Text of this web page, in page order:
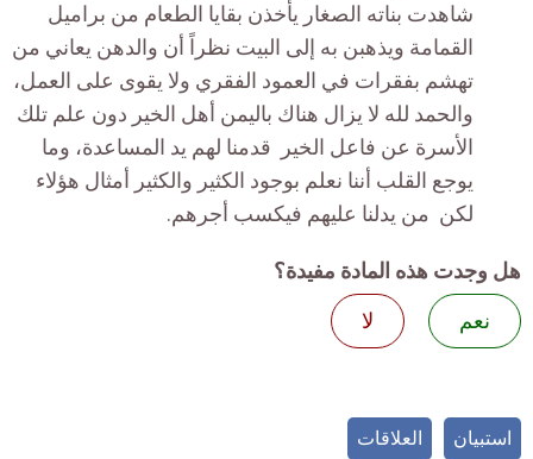
شاهدت بناته الصغار يأخذن بقايا الطعام من براميل
القمامة ويذهبن به إلى البيت نظراً أن والدهن يعاني من
تهشم بفقرات في العمود الفقري ولا يقوى على العمل،
والحمد لله لا يزال هناك باليمن أهل الخير دون علم تلك
الأسرة عن فاعل الخير قدمنا لهم يد المساعدة، وما
يوجع القلب أننا نعلم بوجود الكثير والكثير أمثال هؤلاء
لكن من يدلنا عليهم فيكسب أجرهم.
هل وجدت هذه المادة مفيدة؟
نعم
لا
استبيان العلاقات